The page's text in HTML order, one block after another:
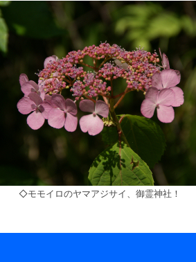
◇モモイロのヤマアジサイ、御霊神社！